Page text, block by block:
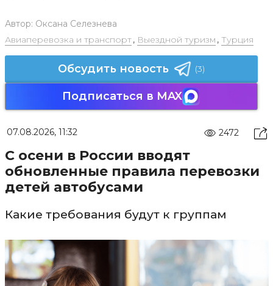
Автор: Оксана Селезнева
Авиаперевозка и транспорт, Выездной туризм , Турция
Обсудить новость (3)
Подписаться в MAX
07.08.2026, 11:32 2472
С осени в России вводят
обновленные правила перевозки
детей автобусами
Какие требования будут к группам